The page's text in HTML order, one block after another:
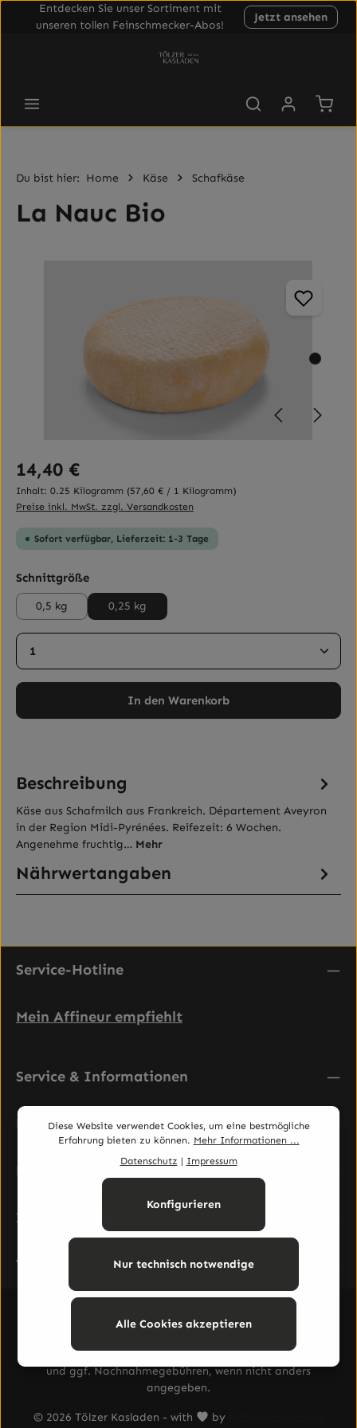
Entdecken Sie unser Sortiment mit
unseren tollen Feinschmecker-Abos!
Jetzt ansehen
Du bist hier: Home Käse Schafkäse
La Nauc Bio
Regulärer Preis:
14,40 €
Inhalt: 0.25 Kilogramm (57,60 € / 1 Kilogramm)
Preise inkl. MwSt. zzgl. Versandkosten
Sofort verfügbar, Lieferzeit: 1-3 Tage
Schnittgrößeauswählen
0,5 kg 0,25 kg
Produkt Anzahl: Gib den gewünschten Wert ein
In den Warenkorb
Beschreibung
Käse aus Schafmilch aus Frankreich. Département Aveyron
in der Region Midi-Pyrénées. Reifezeit: 6 Wochen.
Angenehme fruchtig… Mehr
Nährwertangaben
Service-Hotline
Mein Affineur empfiehlt
Service & Informationen
Rechtliches
Newsletter abonnieren
Zahlungsarten
Versandarten
Vertrag widerrufen
© 2026 Tölzer Kasladen - with by
Alle Preise inkl. gesetzl. Mehrwertsteuer zzgl.Versandkosten
und ggf. Nachnahmegebühren, wenn nicht anders
angegeben.
Diese Website verwendet Cookies, um eine bestmögliche
Erfahrung bieten zu können. Mehr Informationen ...
Datenschutz | Impressum
Nur technisch notwendige
Konfigurieren
Alle Cookies akzeptieren